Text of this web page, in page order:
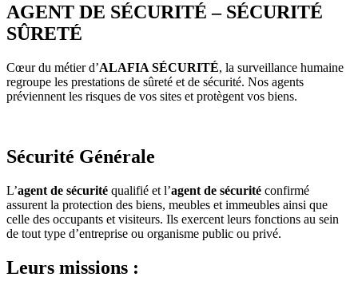
AGENT DE SÉCURITÉ – SÉCURITÉ
SÛRETÉ
Cœur du métier d’ALAFIA SÉCURITÉ, la surveillance humaine
regroupe les prestations de sûreté et de sécurité. Nos agents
préviennent les risques de vos sites et protègent vos biens.
Sécurité Générale
L’agent de sécurité qualifié et l’agent de sécurité confirmé
assurent la protection des biens, meubles et immeubles ainsi que
celle des occupants et visiteurs. Ils exercent leurs fonctions au sein
de tout type d’entreprise ou organisme public ou privé.
Leurs missions :